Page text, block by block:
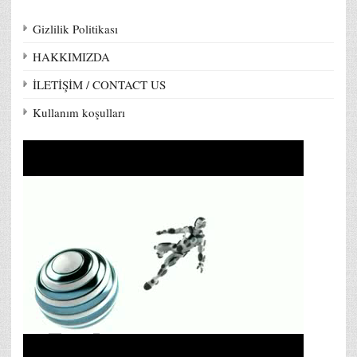
Gizlilik Politikası
HAKKIMIZDA
İLETİŞİM / CONTACT US
Kullanım koşulları